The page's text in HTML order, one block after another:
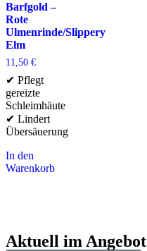
Barfgold –
Rote
Ulmenrinde/Slippery
Elm
11,50 €
✔ Pflegt
gereizte
Schleimhäute
✔ Lindert
Übersäuerung
In den
Warenkorb
Aktuell im Angebot